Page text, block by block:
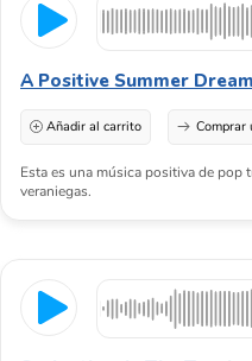
A Positive Summer Dream
Añadir al carrito Comprar
Esta es una música positiva de pop
veraniegas.